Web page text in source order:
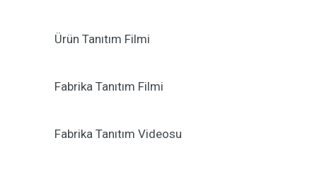
Ürün Tanıtım Filmi
Fabrika Tanıtım Filmi
Fabrika Tanıtım Videosu